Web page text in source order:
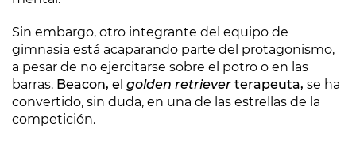
Sin embargo, otro integrante del equipo de
gimnasia está acaparando parte del protagonismo,
a pesar de no ejercitarse sobre el potro o en las
barras. Beacon, el golden retriever terapeuta, se ha
convertido, sin duda, en una de las estrellas de la
competición.